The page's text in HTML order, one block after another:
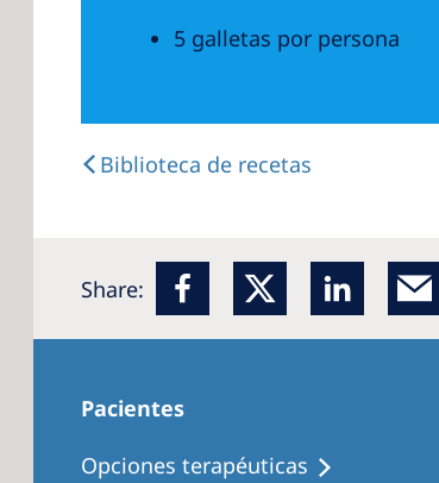
5 galletas por persona
Biblioteca de recetas
Share:
Pacientes
Opciones terapéuticas